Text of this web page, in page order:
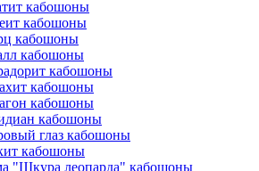
кабошоны
кабошоны
кабошоны
кабошоны
кабошоны
кабошоны
кабошоны
кабошоны
глаз кабошоны
кабошоны
"Шкура леопарда" кабошоны